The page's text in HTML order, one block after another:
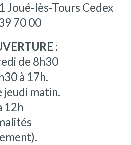
Joué-lès-Tours Cedex
70 00
:
de 8h30
à 17h.
jeudi matin.
12h